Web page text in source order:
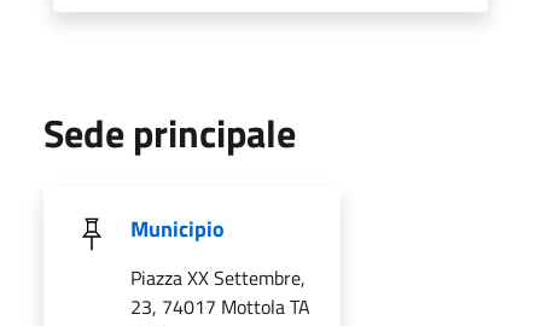
Sede principale
Municipio
Piazza XX Settembre,
23, 74017 Mottola TA